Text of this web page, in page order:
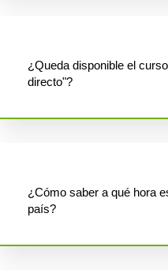
¿Queda disponible el
directo"?
¿Cómo saber a qué hora
país?